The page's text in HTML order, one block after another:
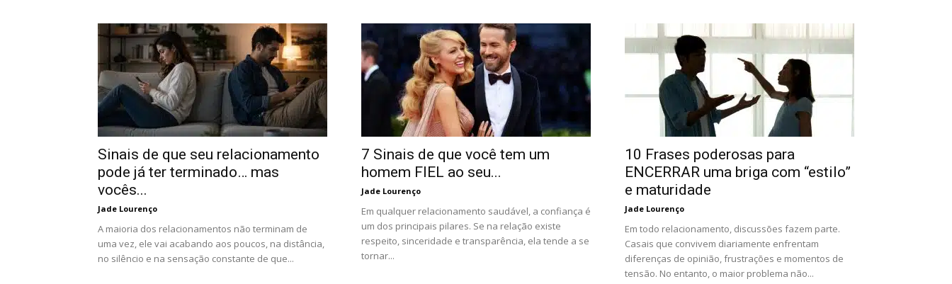
Sinais de que seu relacionamento
pode já ter terminado… mas
vocês...
Jade Lourenço
A maioria dos relacionamentos não terminam de
uma vez, ele vai acabando aos poucos, na distância,
no silêncio e na sensação constante de que...
7 Sinais de que você tem um
homem FIEL ao seu...
Jade Lourenço
Em qualquer relacionamento saudável, a confiança é
um dos principais pilares. Se na relação existe
respeito, sinceridade e transparência, ela tende a se
tornar...
10 Frases poderosas para
ENCERRAR uma briga com “estilo”
e maturidade
Jade Lourenço
Em todo relacionamento, discussões fazem parte.
Casais que convivem diariamente enfrentam
diferenças de opinião, frustrações e momentos de
tensão. No entanto, o maior problema não...